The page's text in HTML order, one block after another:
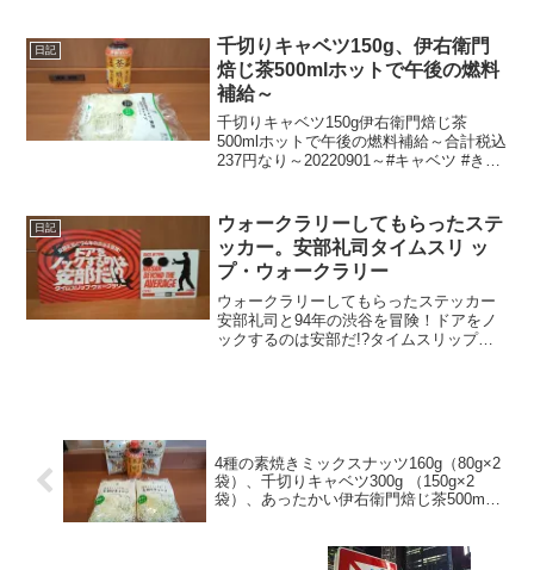
日記
千切りキャベツ150g、伊右衛門
焙じ茶500mlホットで午後の燃料
補給～
千切りキャベツ150g伊右衛門焙じ茶
500mlホットで午後の燃料補給～合計税込
237円なり～20220901～#キャベツ #きゃ
日記
ウォークラリーしてもらったステ
ッカー。安部礼司タイムスリ ッ
プ・ウォークラリー
ウォークラリーしてもらったステッカー
安部礼司と94年の渋谷を冒険！ドアをノ
ックするのは安部だ!?タイムスリップ・
4種の素焼きミックスナッツ160g（80g×2
袋）、千切りキャベツ300g （150g×2
袋）、あったかい伊右衛門焙じ茶500ml